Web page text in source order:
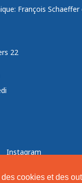
cookies et des
François
22
Instagram